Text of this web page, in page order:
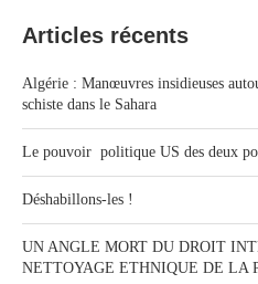
Articles récents
Algérie : Manœuvres insidieuses
schiste dans le Sahara
Le pouvoir politique US des deux
Déshabillons-les !
UN ANGLE MORT DU DROIT
NETTOYAGE ETHNIQUE DE LA